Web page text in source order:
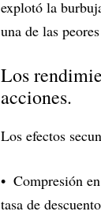
explotó la
una de las
Los
acciones.
Los efectos
Compresión
tasa de